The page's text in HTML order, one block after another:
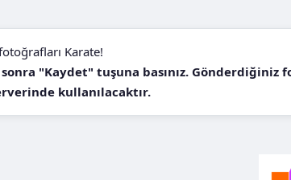
Karate!
sonra "Kaydet" tuşuna basınız.
kullanılacaktır.